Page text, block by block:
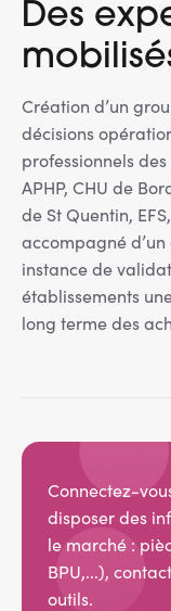
Des
Création d’un
décisions
professionnels
APHP, CHU de
de St Quentin,
accompagné
instance de
établissements
long terme des
Connectez-
disposer des
le marché :
BPU,...),
outils.